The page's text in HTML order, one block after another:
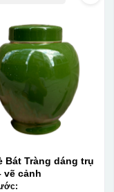
vàng phía dưới
Bát Tràng dáng trụ
vẽ cảnh